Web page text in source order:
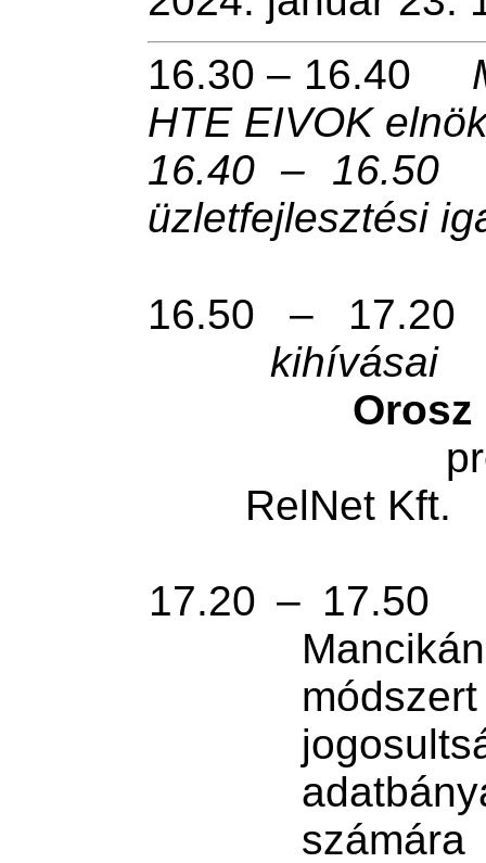
16.30 – 16.40
HTE EIVOK
16.40 – 16.50
üzletfejlesztési
16.50 –
kihívásai
Orosz
RelNet Kft.
17.20 – 17.50